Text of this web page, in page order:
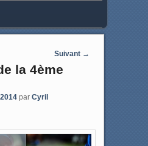
Suivant →
la 4ème
par Cyril